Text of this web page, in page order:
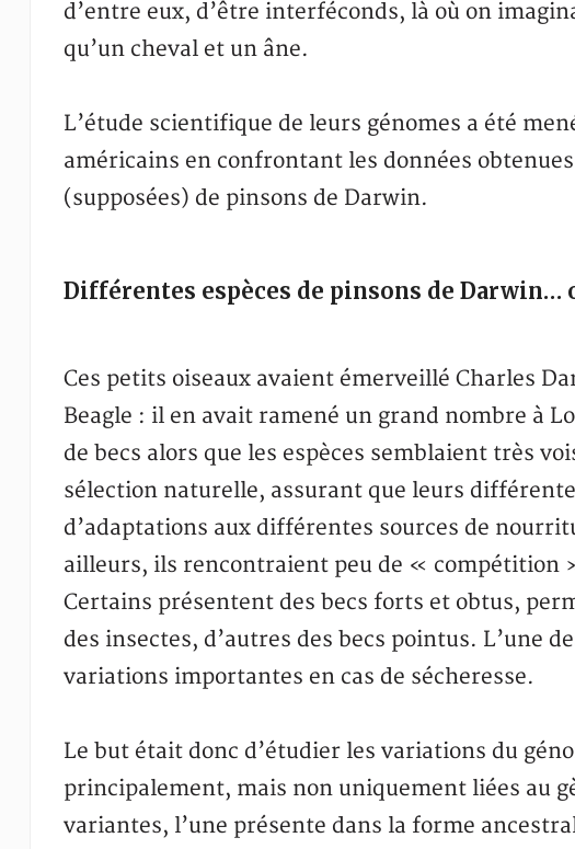
d’entre eux, d’être interféconds, là où on
qu’un cheval et un âne.
L’étude scientifique de leurs génomes a été
américains en confrontant les données
(supposées) de pinsons de Darwin.
Différentes espèces de pinsons de Darwin…
Ces petits oiseaux avaient émerveillé Charles
Beagle : il en avait ramené un grand nombre à
de becs alors que les espèces semblaient très
sélection naturelle, assurant que leurs
d’adaptations aux différentes sources de
ailleurs, ils rencontraient peu de « compétition
Certains présentent des becs forts et obtus,
des insectes, d’autres des becs pointus. L’une
variations importantes en cas de sécheresse.
Le but était donc d’étudier les variations du
principalement, mais non uniquement liées au
variantes, l’une présente dans la forme